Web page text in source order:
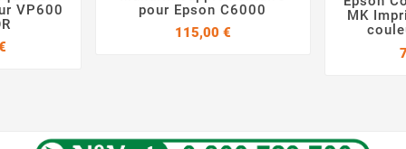
VP600
Prix
 
pour Epson C6000
115,00 €Prix
MK